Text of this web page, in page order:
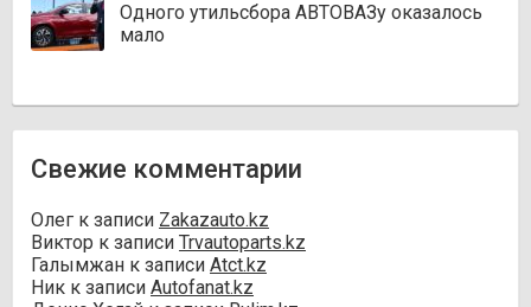
Одного утильсбора АВТОВАЗу оказалось
мало
Свежие комментарии
Олег к записи Zakazauto.kz
Виктор к записи Trvautoparts.kz
Галымжан к записи Atct.kz
Ник к записи Autofanat.kz